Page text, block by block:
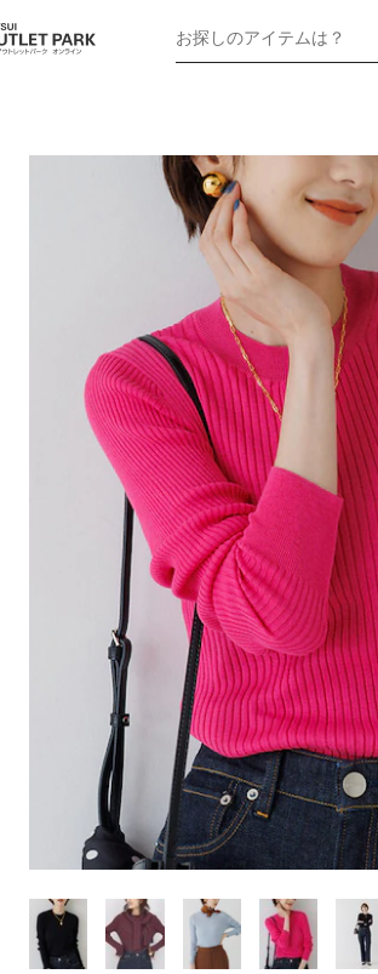
お探しのアイテムは？